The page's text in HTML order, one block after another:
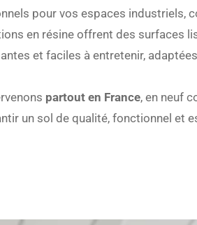
pour vos espaces industriels,
en résine offrent des surfaces
et faciles à entretenir,
partout en France, en neuf
un sol de qualité, fonctionnel et